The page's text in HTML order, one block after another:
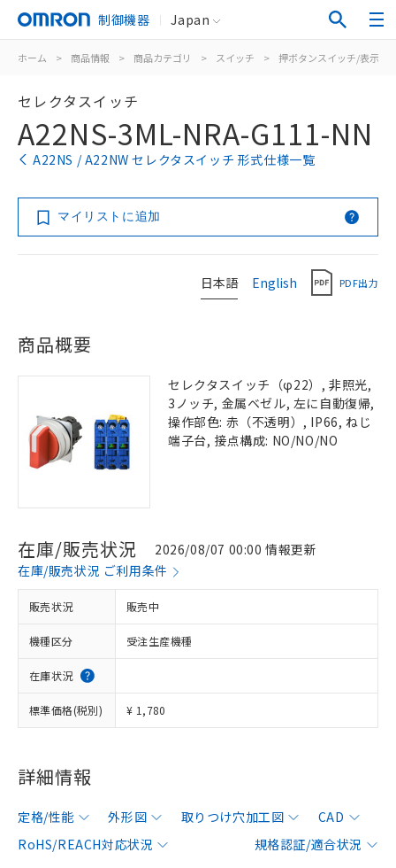
制御機器 Japan
ホーム > 商品情報 > 商品カテゴリ > スイッチ > 押ボタンスイッチ/表示灯
セレクタスイッチ
A22NS-3ML-NRA-G111-NN
A22NS / A22NW セレクタスイッチ 形式仕様一覧
マイリストに追加
日本語 English PDF出力
商品概要
セレクタスイッチ（φ22）, 非照光,
3ノッチ, 金属ベゼル, 左に自動復帰,
操作部色: 赤（不透明）, IP66, ねじ
端子台, 接点構成: NO/NO/NO
在庫/販売状況
2026/08/07 00:00 情報更新
在庫/販売状況 ご利用条件
販売状況 販売中
機種区分 受注生産機種
在庫状況
標準価格(税別) ¥ 1,780
詳細情報
定格/性能 外形図 取りつけ穴加工図
CAD
RoHS/REACH対応状況
規格認証/適合状況